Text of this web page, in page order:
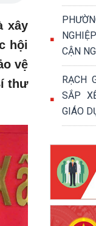
xây
hội
vệ
thư
NGHIỆP VỤ RÀ SOÁT
CẬN
RẠCH
SẮP
GIÁO